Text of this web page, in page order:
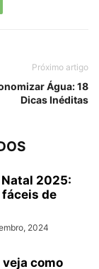
Próximo artigo
Água: 18
Dicas Inéditas
2025:
de
2024
como